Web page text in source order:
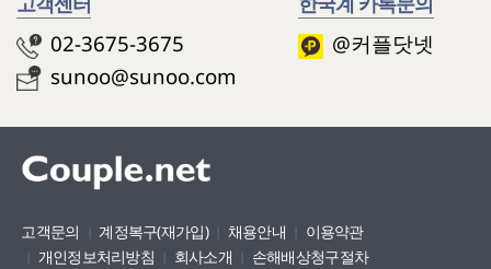
02-3675-3675
sunoo@sunoo.com
@커플닷넷
고객문의 계정복구(재가입) 채용안내
이용약관
개인정보처리방침
회사소개
손해배상청구절차